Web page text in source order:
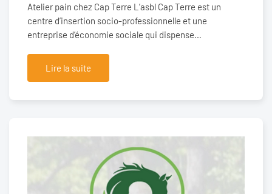
Atelier pain chez Cap Terre L’asbl Cap Terre est un
centre d’insertion socio-professionnelle et une
entreprise d’économie sociale qui dispense…
Lire la suite